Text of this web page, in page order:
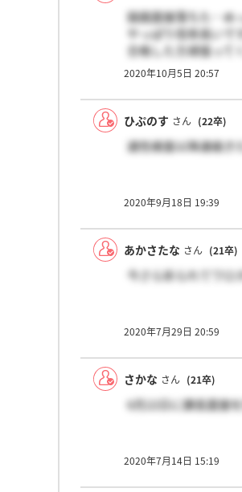
録画面接落ちた…め
やっぱり倍率高いで
合格した方頑張って
2020年10月5日 20:57
ひぷのす さん (22卒)
適性検査以降連絡き
2020年9月18日 19:39
あかさたな さん (21卒)
今さら祈られてワロ
2020年7月29日 20:59
さかな さん (21卒)
6月22日に課長面接
2020年7月14日 15:19